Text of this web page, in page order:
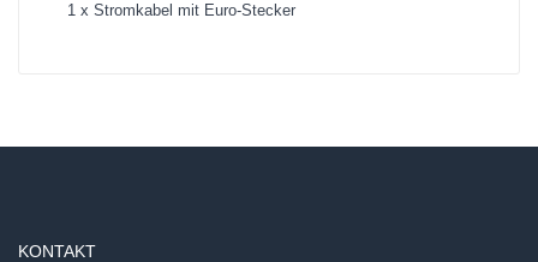
1 x Stromkabel mit Euro-Stecker
KONTAKT